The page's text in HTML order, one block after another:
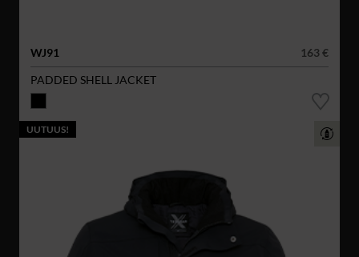
WJ91
163 €
PADDED SHELL JACKET
UUTUUS!